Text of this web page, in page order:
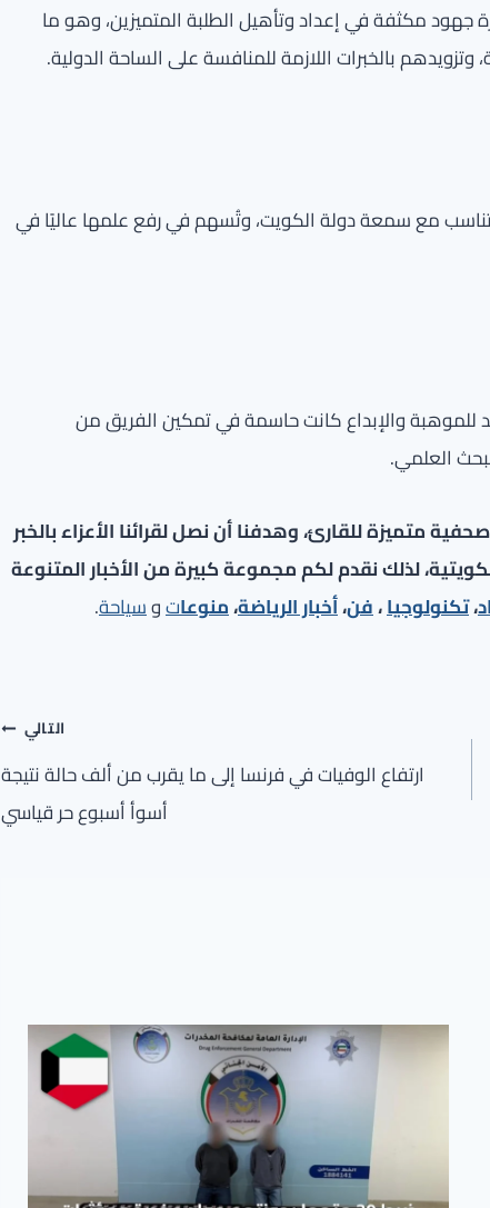
جهود مكثفة في إعداد وتأهيل الطلبة المتميزين، وهو ما
بالخبرات اللازمة للمنافسة على الساحة الدولية.
مع سمعة دولة الكويت، وتُسهم في رفع علمها عاليًا في
للموهبة والإبداع كانت حاسمة في تمكين الفريق من
العلمي.
متميزة للقارئ، وهدفنا أن نصل لقرائنا الأعزاء بالخبر
لذلك نقدم لكم مجموعة كبيرة من الأخبار المتنوعة
،تكنولوجيا،فن،أخبار الرياضة،منوعاتوسياحة.
التالي
ارتفاع الوفيات في فرنسا إلى ما يقرب من ألف حالة نتيجة
أسوأ أسبوع حر قياسي